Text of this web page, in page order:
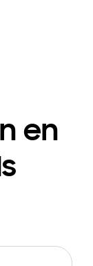
en